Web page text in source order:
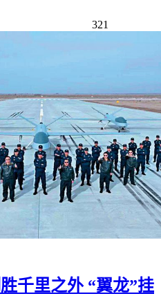
321
千里之外 “翼龙”挂